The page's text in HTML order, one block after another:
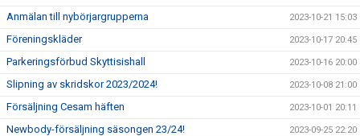
Anmälan till nybörjargrupperna 2023-10-21 15:03
Föreningskläder 2023-10-17 20:45
Parkeringsförbud Skyttisishall 2023-10-16 20:00
Slipning av skridskor 2023/2024! 2023-10-08 21:00
Försäljning Cesam häften 2023-10-01 20:11
Newbody-försäljning säsongen 23/24! 2023-09-25 22:20